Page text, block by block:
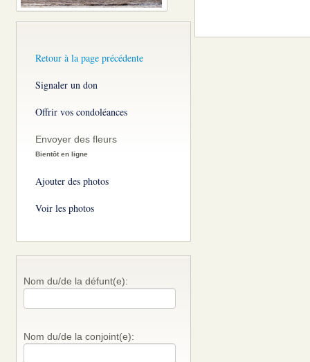
Retour à la page précédente
Signaler un don
Offrir vos condoléances
Envoyer des fleurs
Bientôt en ligne
Ajouter des photos
Voir les photos
Nom du/de la défunt(e):
Nom du/de la conjoint(e):